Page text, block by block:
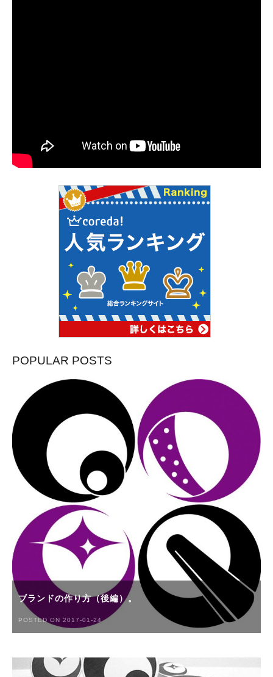
POPULAR POSTS
ブランドの作り方（後編）。
POSTED ON 2017-01-24